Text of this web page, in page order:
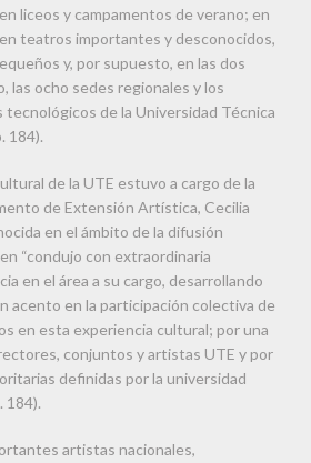
liceos y campamentos de verano; en
teatros importantes y desconocidos,
y, por supuesto, en las dos
las ocho sedes regionales y los
de la Universidad Técnica
184).
de la UTE estuvo a cargo de la
de Extensión Artística, Cecilia
en el ámbito de la difusión
“condujo con extraordinaria
en el área a su cargo, desarrollando
acento en la participación colectiva de
en esta experiencia cultural; por una
conjuntos y artistas UTE y por
definidas por la universidad
184).
artistas nacionales,